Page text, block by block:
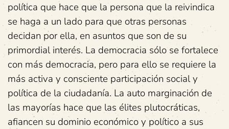
política que hace que la persona que la reivindica
se haga a un lado para que otras personas
decidan por ella, en asuntos que son de su
primordial interés. La democracia sólo se fortalece
con más democracia, pero para ello se requiere la
más activa y consciente participación social y
política de la ciudadanía. La auto marginación de
las mayorías hace que las élites plutocráticas,
afiancen su dominio económico y político a sus